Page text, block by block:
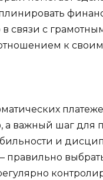
в связи с
к
а важный шаг для
и
правильно